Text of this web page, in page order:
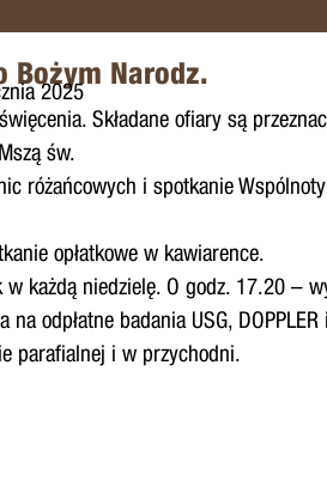
Bożym Narodz.
2025
Składane ofiary są
św.
różańcowych i spotkanie
opłatkowe w kawiarence.
każdą niedzielę. O godz. 17.20 –
odpłatne badania USG,
parafialnej i w przychodni.